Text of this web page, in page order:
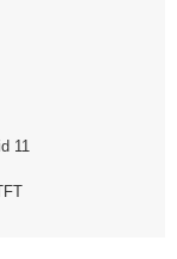
11